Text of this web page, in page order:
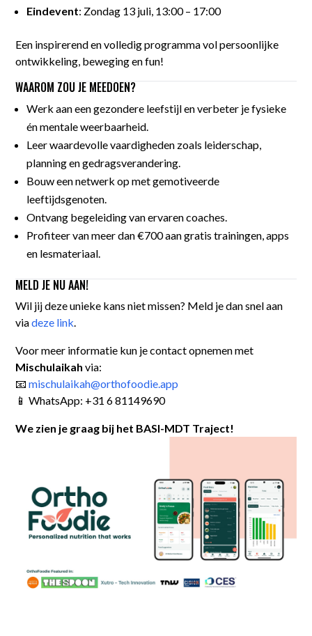
Eindevent: Zondag 13 juli, 13:00 – 17:00
Een inspirerend en volledig programma vol persoonlijke
ontwikkeling, beweging en fun!
WAAROM ZOU JE MEEDOEN?
Werk aan een gezondere leefstijl en verbeter je fysieke
én mentale weerbaarheid.
Leer waardevolle vaardigheden zoals leiderschap,
planning en gedragsverandering.
Bouw een netwerk op met gemotiveerde
leeftijdsgenoten.
Ontvang begeleiding van ervaren coaches.
Profiteer van meer dan €700 aan gratis trainingen, apps
en lesmateriaal.
MELD JE NU AAN!
Wil jij deze unieke kans niet missen? Meld je dan snel aan
viadeze link.
Voor meer informatie kun je contact opnemen met
Mischulaikah via:
📧mischulaikah@orthofoodie.app
📱 WhatsApp: +31 6 81149690
We zien je graag bij het BASI-MDT Traject!